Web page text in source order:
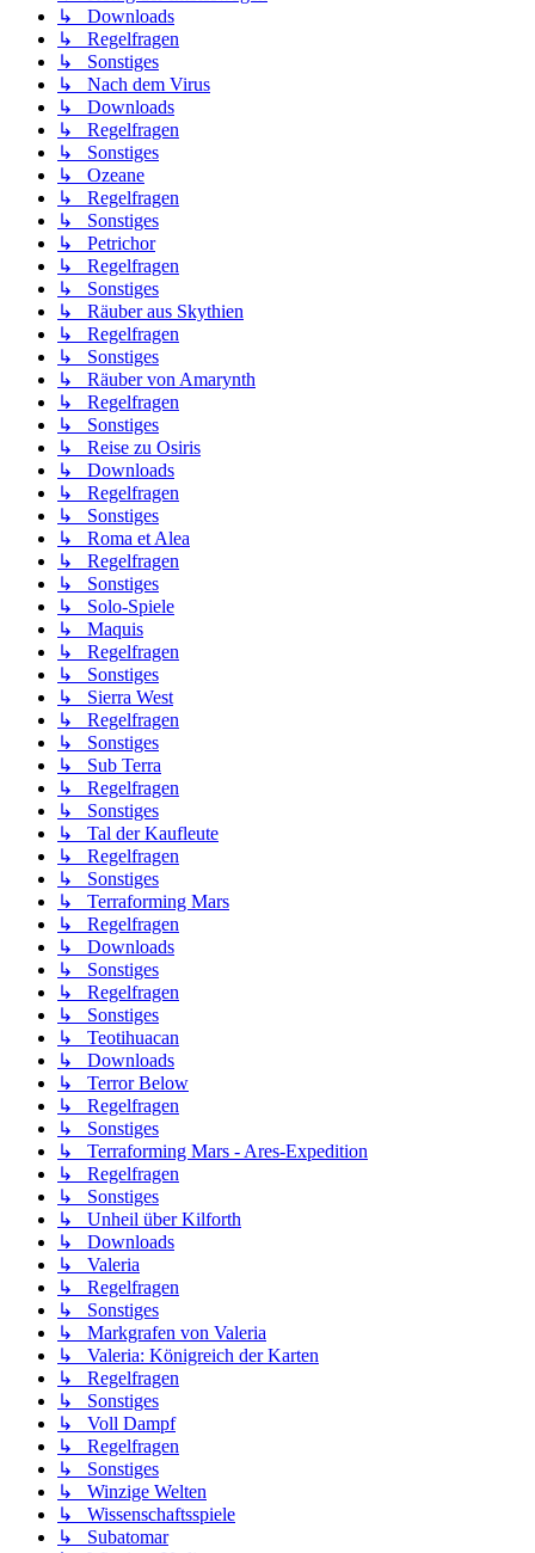
↳ Downloads
↳ Regelfragen
↳ Sonstiges
↳ Nach dem Virus
↳ Downloads
↳ Regelfragen
↳ Sonstiges
↳ Ozeane
↳ Regelfragen
↳ Sonstiges
↳ Petrichor
↳ Regelfragen
↳ Sonstiges
↳ Räuber aus Skythien
↳ Regelfragen
↳ Sonstiges
↳ Räuber von Amarynth
↳ Regelfragen
↳ Sonstiges
↳ Reise zu Osiris
↳ Downloads
↳ Regelfragen
↳ Sonstiges
↳ Roma et Alea
↳ Regelfragen
↳ Sonstiges
↳ Solo-Spiele
↳ Maquis
↳ Regelfragen
↳ Sonstiges
↳ Sierra West
↳ Regelfragen
↳ Sonstiges
↳ Sub Terra
↳ Regelfragen
↳ Sonstiges
↳ Tal der Kaufleute
↳ Regelfragen
↳ Sonstiges
↳ Terraforming Mars
↳ Regelfragen
↳ Downloads
↳ Sonstiges
↳ Regelfragen
↳ Sonstiges
↳ Teotihuacan
↳ Downloads
↳ Terror Below
↳ Regelfragen
↳ Sonstiges
↳ Terraforming Mars - Ares-Expedition
↳ Regelfragen
↳ Sonstiges
↳ Unheil über Kilforth
↳ Downloads
↳ Valeria
↳ Regelfragen
↳ Sonstiges
↳ Markgrafen von Valeria
↳ Valeria: Königreich der Karten
↳ Regelfragen
↳ Sonstiges
↳ Voll Dampf
↳ Regelfragen
↳ Sonstiges
↳ Winzige Welten
↳ Wissenschaftsspiele
↳ Subatomar